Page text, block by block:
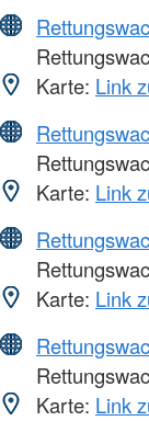
Karte: Link
Karte: Link
Karte: Link
Karte: Link